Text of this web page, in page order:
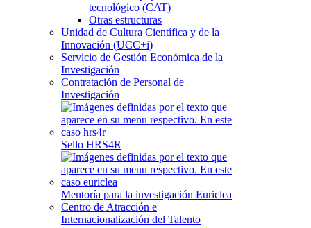
tecnológico (CAT)
Otras estructuras
Unidad de Cultura Científica y de la
Innovación (UCC+i)
Servicio de Gestión Económica de la
Investigación
Contratación de Personal de
Investigación
Sello HRS4R
Mentoría para la investigación Euriclea
Centro de Atracción e
Internacionalización del Talento